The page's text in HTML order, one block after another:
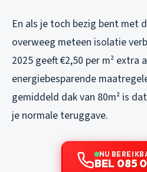
En als je toch bezig bent met
overweeg meteen isolatie
2025 geeft €2,50 per m² extra
energiebesparende
gemiddeld dak van 80m² is
je normale teruggave.
NU
BEL 085